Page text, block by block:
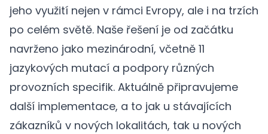
jeho využití nejen v rámci Evropy, ale i na trzích
po celém světě. Naše řešení je od začátku
navrženo jako mezinárodní, včetně 11
jazykových mutací a podpory různých
provozních specifik. Aktuálně připravujeme
další implementace, a to jak u stávajících
zákazníků v nových lokalitách, tak u nových